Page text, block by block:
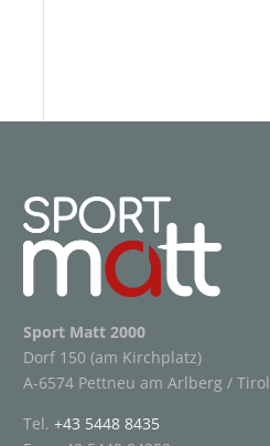
Sport Matt 2000
Dorf 150 (am Kirchplatz)
A-6574 Pettneu am Arlberg / Tirol
Tel. +43 5448 8435